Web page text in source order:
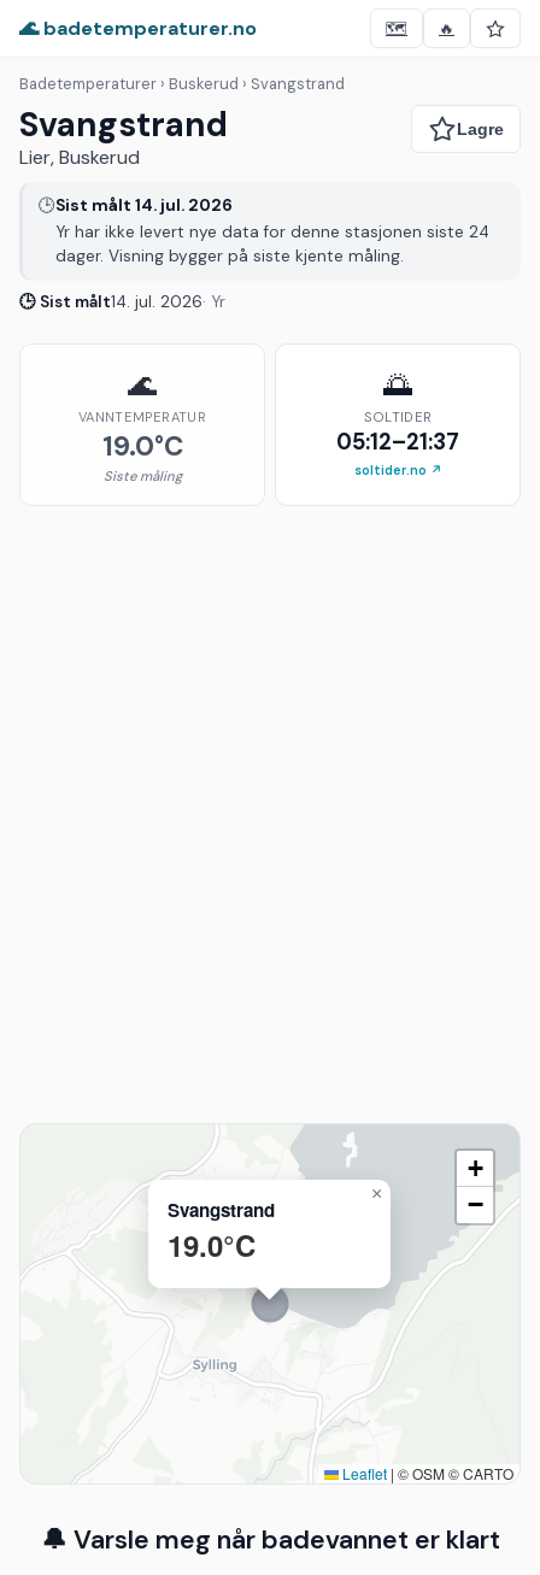
🌊 badetemperaturer.no 🗺️ 🔥
Badetemperaturer › Buskerud › Svangstrand
Svangstrand
Lier, Buskerud
🕒Sist målt 14. jul. 2026
Yr har ikke levert nye data for denne stasjonen siste 24
dager. Visning bygger på siste kjente måling.
🕒 Sist målt14. jul. 2026· Yr
🌊
VANNTEMPERATUR
19.0°C
Siste måling
🌅
SOLTIDER
05:12–21:37
soltider.no ↗
Svangstrand
19.0°C
×
+
−
Leaflet | © OSM © CARTO
🔔 Varsle meg når badevannet er klart